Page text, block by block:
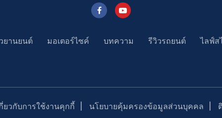
ยานยนต์ มอเตอร์ไซค์ บทความ รีวิวรถยนต์ ไลฟ์ส
ยวกับการใช้งานคุกกี้ นโยบายคุ้มครองข้อมูลส่วนบุคคล